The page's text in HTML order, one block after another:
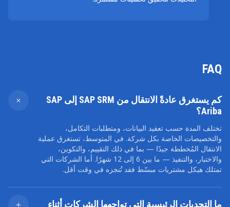
FAQ
كم يستغرق عادةً الانتقال من SAP SRM إلى SAP
Ariba؟
تختلف المدة حسب تعقيد البيانات، ومتطلبات التكامل،
والتخصيصات الخاصة بكل شركة. في المتوسط، تستغرق عملية
الانتقال المُخططة جيدًا — بما في ذلك التقييم، والتكوين،
والاختبار، والتنفيذ — ما بين 6 إلى 12 شهرًا. أما الشركات التي
تمتلك هيكل مشتريات مبسّط فقد تُنجزه في وقت أقل.
ما التحديات الرئيسية التي تواجهها الشركات أثناء